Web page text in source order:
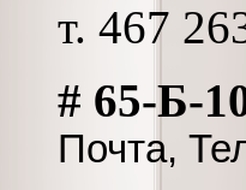
т. 467
# 65-Б-
Почта,